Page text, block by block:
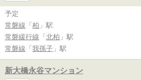
予定
常磐線 「 柏 」駅
常磐緩行線 「 北柏 」駅
常磐線 「 我孫子 」駅
新大橋永谷マンション